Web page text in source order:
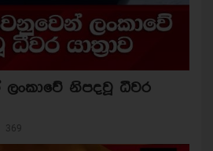
නිපදවූ ධීවර
369